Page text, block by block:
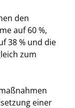
den
auf 60 %,
38 % und die
zum
einer